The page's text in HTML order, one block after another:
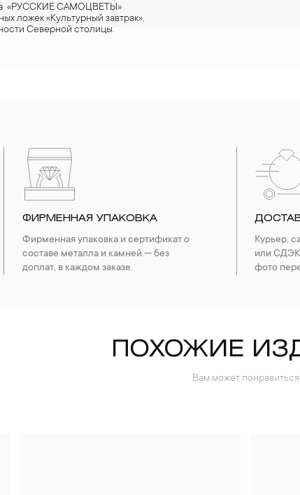
«РУССКИЕ САМОЦВЕТЫ»
ложек «Культурный завтрак»,
Северной столицы.
ФИРМЕННАЯ УПАКОВКА
Фирменная упаковка и сертификат о
составе металла и камней — без
доплат, в каждом заказе.
Курьер,
или
фото
ПОХОЖИЕ
Вам может понравиться